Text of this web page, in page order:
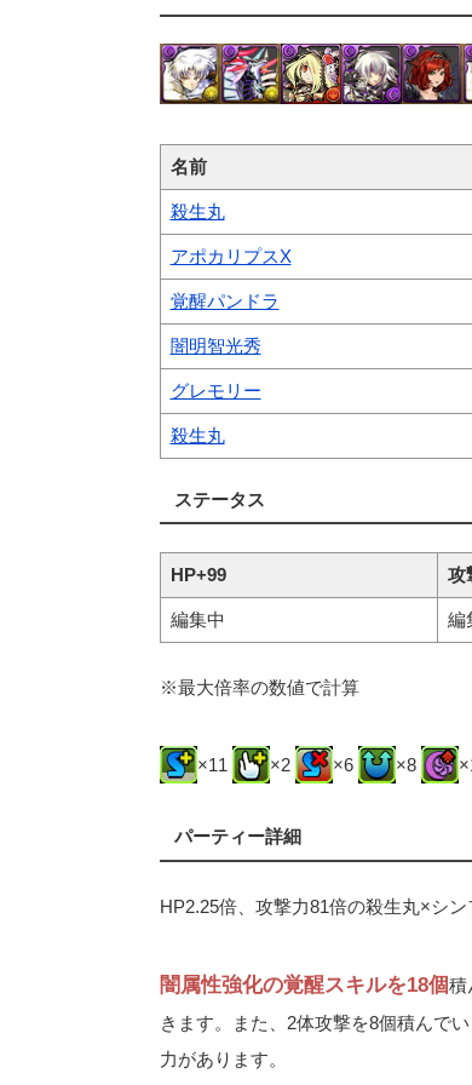
名前
殺生丸
アポカリプスX
覚醒パンドラ
闇明智光秀
グレモリー
殺生丸
ステータス
HP+99 攻
編集中 編
※最大倍率の数値で計算
×11 ×2 ×6 ×8
パーティー詳細
HP2.25倍、攻撃力81倍の殺生丸×シン
闇属性強化の覚醒スキルを18個積
きます。また、2体攻撃を8個積んで
力があります。